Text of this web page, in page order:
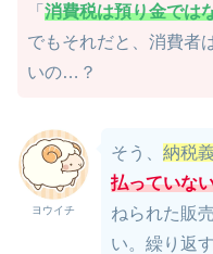
「 消費税は預り金では
でもそれだと、消費者
いの…？
ヨウイチ
そう、 納税
払っていな
ねられた販
い。繰り返